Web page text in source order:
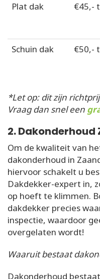
Plat dak €45,-
Schuin dak €50,-
*Let op: dit zijn
Vraag dan snel een
2. Dakonderhoud
Om de kwaliteit van
dakonderhoud in
hiervoor schakelt u
Dakdekker-expert in,
op hoeft te klimmen.
dakdekker precies
inspectie, waardoor
overgelaten wordt!
Waaruit bestaat
Dakonderhoud